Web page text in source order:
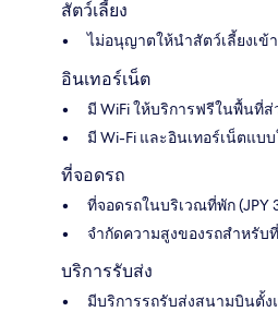
สัตว์เลี้ยง
ไม่อนุญาตให้นำสัตว์เลี้ยงเข้า
อินเทอร์เน็ต
มี WiFi ให้บริการฟรีในพื้นที่ส่
มี Wi-Fi และอินเทอร์เน็ตแบ
ที่จอดรถ
ที่จอดรถในบริเวณที่พัก (JPY
จำกัดความสูงของรถสำหรับ
บริการรับส่ง
มีบริการรถรับส่งสนามบินตั้ง